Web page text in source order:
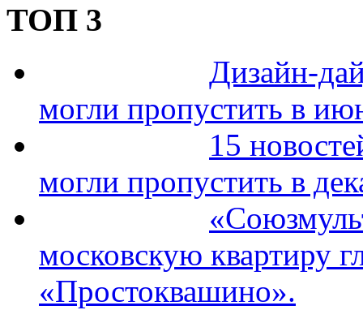
ТОП 3
Дизайн-
могли пропустить в
15
могли пропустить в
московскую квартиру
«Простоквашино».